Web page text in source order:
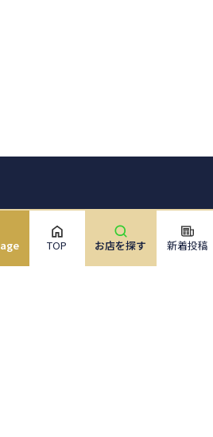
TOP お店を探す 新着投稿